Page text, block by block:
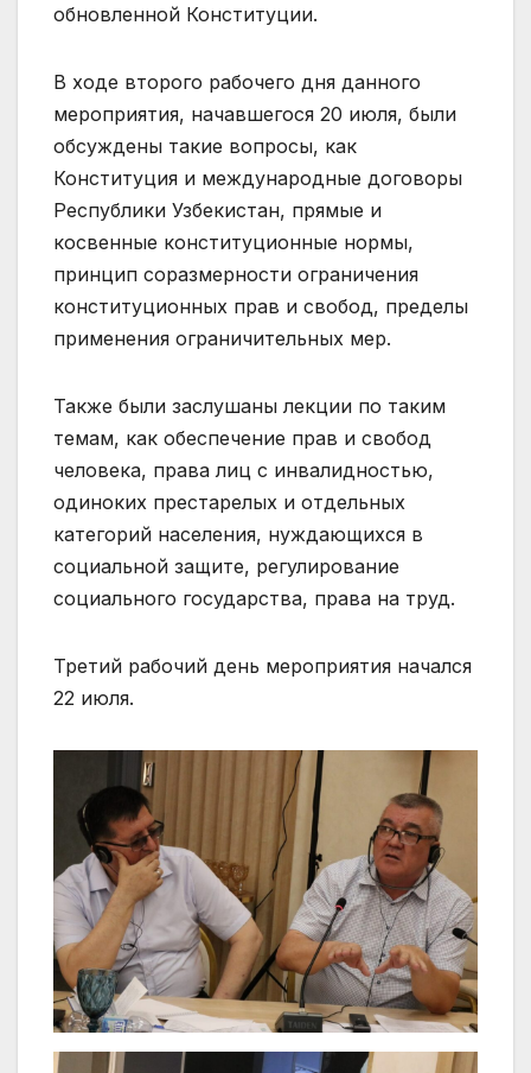
обновленной Конституции.
В ходе второго рабочего дня данного
мероприятия, начавшегося 20 июля, были
обсуждены такие вопросы, как
Конституция и международные договоры
Республики Узбекистан, прямые и
косвенные конституционные нормы,
принцип соразмерности ограничения
конституционных прав и свобод, пределы
применения ограничительных мер.
Также были заслушаны лекции по таким
темам, как обеспечение прав и свобод
человека, права лиц с инвалидностью,
одиноких престарелых и отдельных
категорий населения, нуждающихся в
социальной защите, регулирование
социального государства, права на труд.
Третий рабочий день мероприятия начался
22 июля.